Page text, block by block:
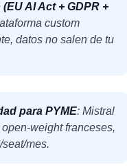
AI Act + GDPR +
custom
datos no salen de tu
para PYME: Mistral
weight franceses,
mes.